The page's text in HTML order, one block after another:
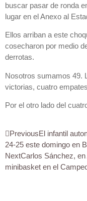
buscar pasar de ronda
lugar en el Anexo al
Ellos arriban a este
cosecharon por medio
derrotas.
Nosotros sumamos 49.
victorias, cuatro
Por el otro lado del
PreviousEl infantil
24-25 este domingo en
NextCarlos Sánchez,
minibasket en el